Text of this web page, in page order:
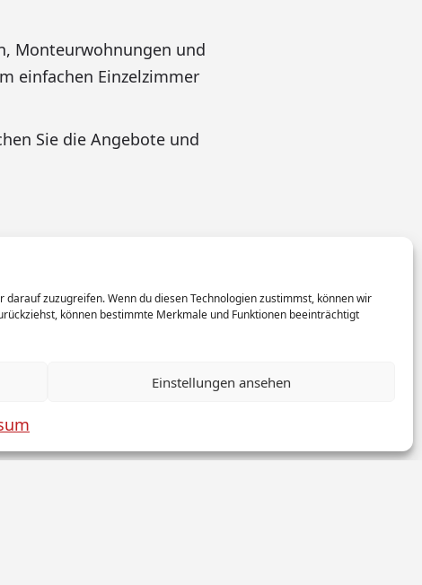
zuzugreifen. Wenn du diesen Technologien zustimmst, können wir
können bestimmte Merkmale und Funktionen beeinträchtigt
Einstellungen ansehen
Monteurwohnungen und
einfachen Einzelzimmer
Sie die Angebote und